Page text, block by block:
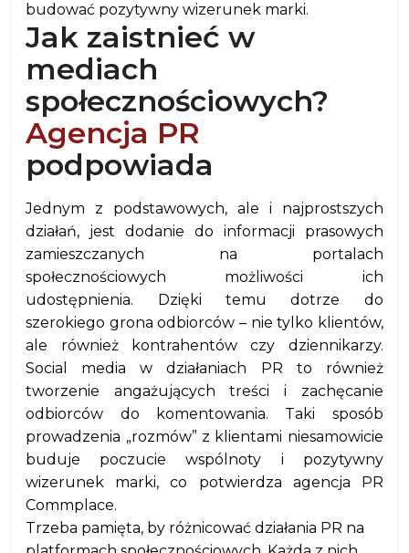
budować pozytywny wizerunek marki.
Jak zaistnieć w
mediach
społecznościowych?
Agencja PR
podpowiada
Jednym z podstawowych, ale i najprostszych
działań, jest dodanie do informacji prasowych
zamieszczanych na portalach
społecznościowych możliwości ich
udostępnienia. Dzięki temu dotrze do
szerokiego grona odbiorców – nie tylko klientów,
ale również kontrahentów czy dziennikarzy.
Social media w działaniach PR to również
tworzenie angażujących treści i zachęcanie
odbiorców do komentowania. Taki sposób
prowadzenia „rozmów” z klientami niesamowicie
buduje poczucie wspólnoty i pozytywny
wizerunek marki, co potwierdza agencja PR
Commplace.
Trzeba pamięta, by różnicować działania PR na